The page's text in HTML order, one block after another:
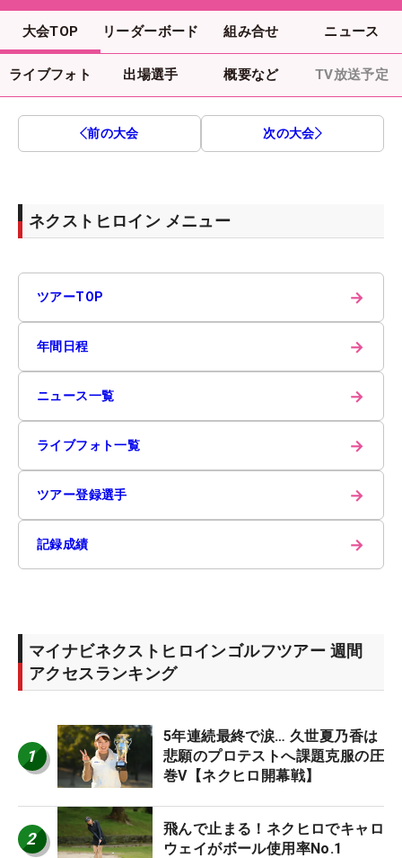
大会TOP リーダーボード 組み合せ ニュース
ライブフォト 出場選手 概要など TV放送予定
前の大会 次の大会
ネクストヒロイン メニュー
ツアーTOP →
年間日程 →
ニュース一覧 →
ライブフォト一覧 →
ツアー登録選手 →
記録成績 →
マイナビネクストヒロインゴルフツアー 週間
アクセスランキング
1
5年連続最終で涙… 久世夏乃香は
悲願のプロテストへ課題克服の圧
巻V【ネクヒロ開幕戦】
2
飛んで止まる！ネクヒロでキャロ
ウェイがボール使用率No.1